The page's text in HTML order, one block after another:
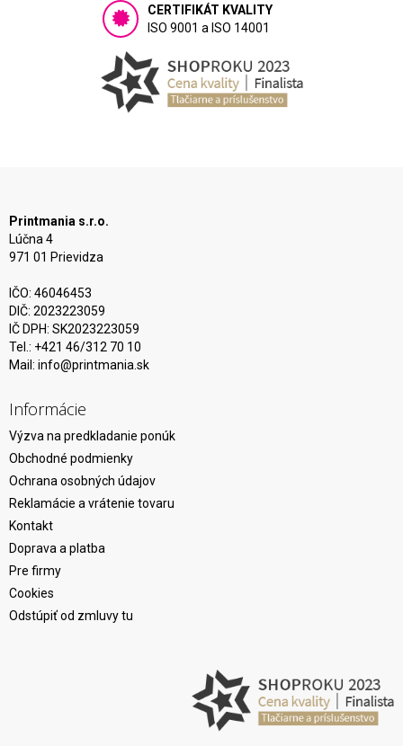
CERTIFIKÁT KVALITY
ISO 9001 a ISO 14001
Printmania s.r.o.
Lúčna 4
971 01 Prievidza
IČO: 46046453
DIČ: 2023223059
IČ DPH: SK2023223059
Tel.: +421 46/312 70 10
Mail: info@printmania.sk
Informácie
Výzva na predkladanie ponúk
Obchodné podmienky
Ochrana osobných údajov
Reklamácie a vrátenie tovaru
Kontakt
Doprava a platba
Pre firmy
Cookies
Odstúpiť od zmluvy tu